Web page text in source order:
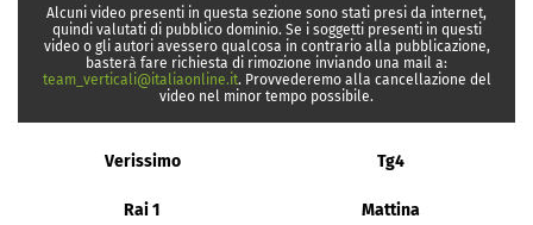
Alcuni video presenti in questa sezione sono stati presi da internet,
quindi valutati di pubblico dominio. Se i soggetti presenti in questi
video o gli autori avessero qualcosa in contrario alla pubblicazione,
basterà fare richiesta di rimozione inviando una mail a:
team_verticali@italiaonline.it. Provvederemo alla cancellazione del
video nel minor tempo possibile.
Verissimo Tg4
Rai 1 Mattina